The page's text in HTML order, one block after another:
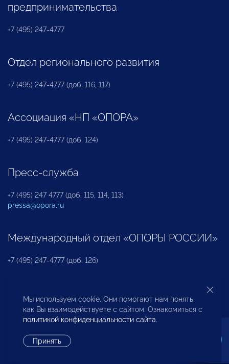
предпринимательства
+7 (495) 247-4777
Отдел регионального развития
+7 (495) 247-4777 (доб. 116, 117)
Ассоциация «НП «ОПОРА»
+7 (495) 247-4777 (доб. 124)
Пресс-служба
+7 (495) 247 4777 (доб. 115, 114, 113)
pressa@opora.ru
Международный отдел «ОПОРЫ РОССИИ»
+7 (495) 247-4777 (доб. 126)
Бюро по защите прав предпринимателей и
инвесторов
Мы используем cookie. Они помогают нам понять,
как Вы взаимодействуете с сайтом. Ознакомиться с
политикой конфиденциальности сайта.
Принять